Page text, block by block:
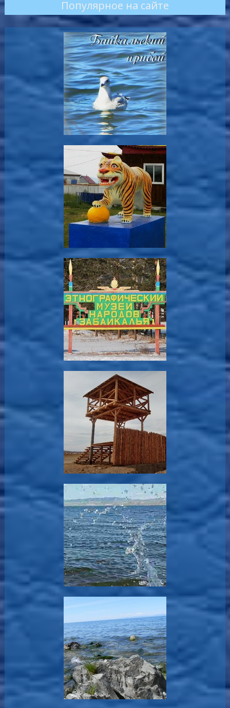
Популярное на сайте